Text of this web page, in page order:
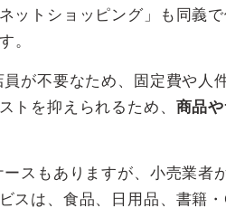
ットショッピング」も同義で
。
が不要なため、固定費や人
トを抑えられるため、 商品
スもありますが、小売業者
スは、食品、日用品、書籍